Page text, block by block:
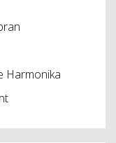
Harmonika